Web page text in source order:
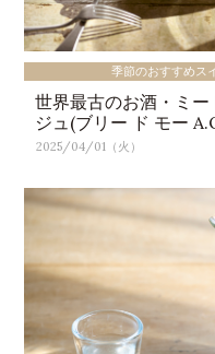
季節のおすすめス
世界最古のお酒・ミ
ジュ(ブリー ド モー
2025/04/01（火）